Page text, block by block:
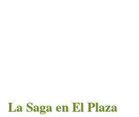
La Saga en El Plaza